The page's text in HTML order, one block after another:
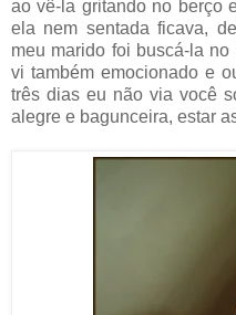
ao vê-la gritando no berço
ela nem sentada ficava,
meu marido foi buscá-la
vi também emocionado e
três dias eu não via você
alegre e bagunceira, estar